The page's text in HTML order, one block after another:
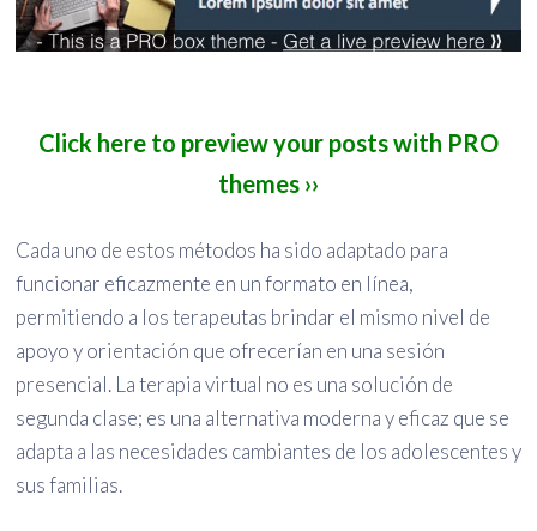
Click here to preview your posts with PRO
themes ››
Cada uno de estos métodos ha sido adaptado para
funcionar eficazmente en un formato en línea,
permitiendo a los terapeutas brindar el mismo nivel de
apoyo y orientación que ofrecerían en una sesión
presencial. La terapia virtual no es una solución de
segunda clase; es una alternativa moderna y eficaz que se
adapta a las necesidades cambiantes de los adolescentes y
sus familias.